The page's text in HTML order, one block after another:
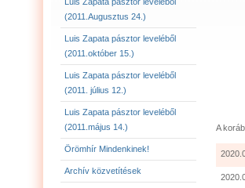
(2011.Augusztus 24.)
Luis Zapata pásztor leveléből
(2011.október 15.)
Luis Zapata pásztor leveléből
(2011. július 12.)
Luis Zapata pásztor leveléből
(2011.május 14.)
Örömhír Mindenkinek!
Archív közvetítések
A